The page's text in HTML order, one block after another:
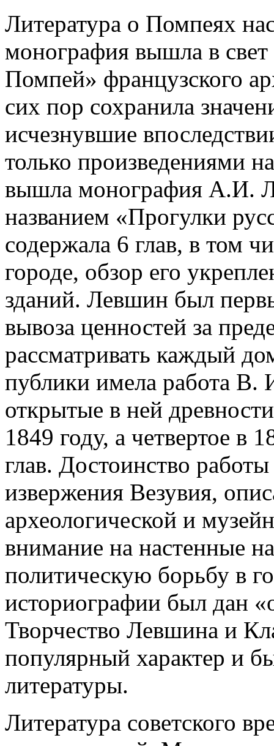
Литература о Помпеях
монография вышла в
Помпей» французского
сих пор сохранила
исчезнувшие
только произведениями
вышла монография А.И.
названием «Прогулки
содержала 6 глав, в том
городе, обзор его
зданий. Левшин был
вывоза ценностей за
рассматривать каждый
публики имела работа В.
открытые в ней
1849 году, а четвертое в
глав. Достоинство
извержения Везувия,
археологической и
внимание на настенные
политическую борьбу в
историографии был дан
Творчество Левшина и
популярный характер и
литературы.
Литература советского